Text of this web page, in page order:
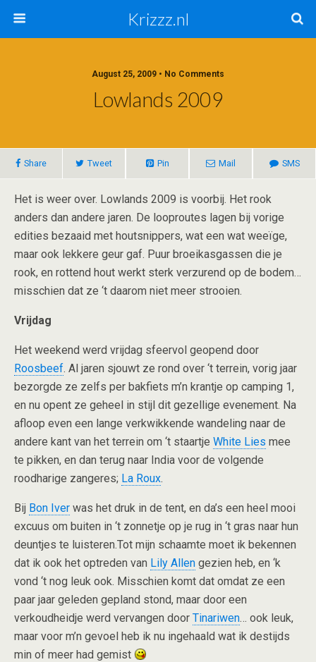
Krizzz.nl
August 25, 2009 • No Comments
Lowlands 2009
Share Tweet Pin Mail SMS
Het is weer over. Lowlands 2009 is voorbij. Het rook
anders dan andere jaren. De looproutes lagen bij vorige
edities bezaaid met houtsnippers, wat een wat weeïge,
maar ook lekkere geur gaf. Puur broeikasgassen die je
rook, en rottend hout werkt sterk verzurend op de bodem…
misschien dat ze ‘t daarom niet meer strooien.
Vrijdag
Het weekend werd vrijdag sfeervol geopend door
Roosbeef. Al jaren sjouwt ze rond over ‘t terrein, vorig jaar
bezorgde ze zelfs per bakfiets m’n krantje op camping 1,
en nu opent ze geheel in stijl dit gezellige evenement. Na
afloop even een lange verkwikkende wandeling naar de
andere kant van het terrein om ‘t staartje White Lies mee
te pikken, en dan terug naar India voor de volgende
roodharige zangeres; La Roux.
Bij Bon Iver was het druk in de tent, en da’s een heel mooi
excuus om buiten in ‘t zonnetje op je rug in ‘t gras naar hun
deuntjes te luisteren.Tot mijn schaamte moet ik bekennen
dat ik ook het optreden van Lily Allen gezien heb, en ‘k
vond ‘t nog leuk ook. Misschien komt dat omdat ze een
paar jaar geleden gepland stond, maar door een
verkoudheidje werd vervangen door Tinariwen… ook leuk,
maar voor m’n gevoel heb ik nu ingehaald wat ik destijds
min of meer had gemist